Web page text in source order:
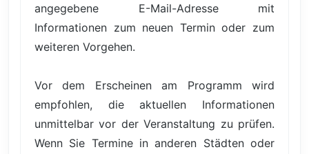
angegebene E-Mail-Adresse mit
Informationen zum neuen Termin oder zum
weiteren Vorgehen.
Vor dem Erscheinen am Programm wird
empfohlen, die aktuellen Informationen
unmittelbar vor der Veranstaltung zu prüfen.
Wenn Sie Termine in anderen Städten oder